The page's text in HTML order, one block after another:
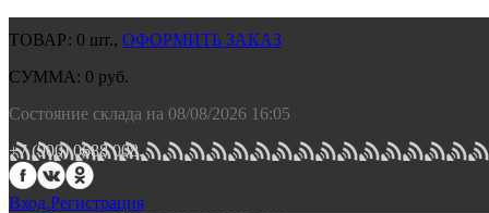
ТОВАР: 0 шт., ОФОРМИТЬ ЗАКАЗ
СУММА: 0 руб.
Состояние склада на 08/08/2026 16:05
+7 (900) 0688 008.
Вход.Регистрация